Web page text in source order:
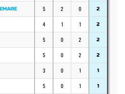
5 2 0 2
4 1 1 2
5 0 2 2
5 0 2 2
3 0 1 1
5 0 1 1